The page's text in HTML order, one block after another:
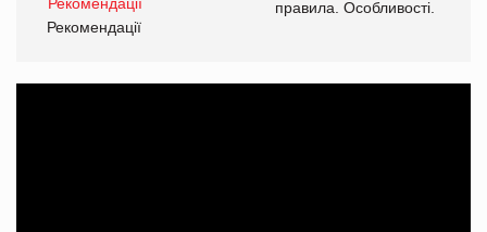
правила. Особливості.
Рекомендації